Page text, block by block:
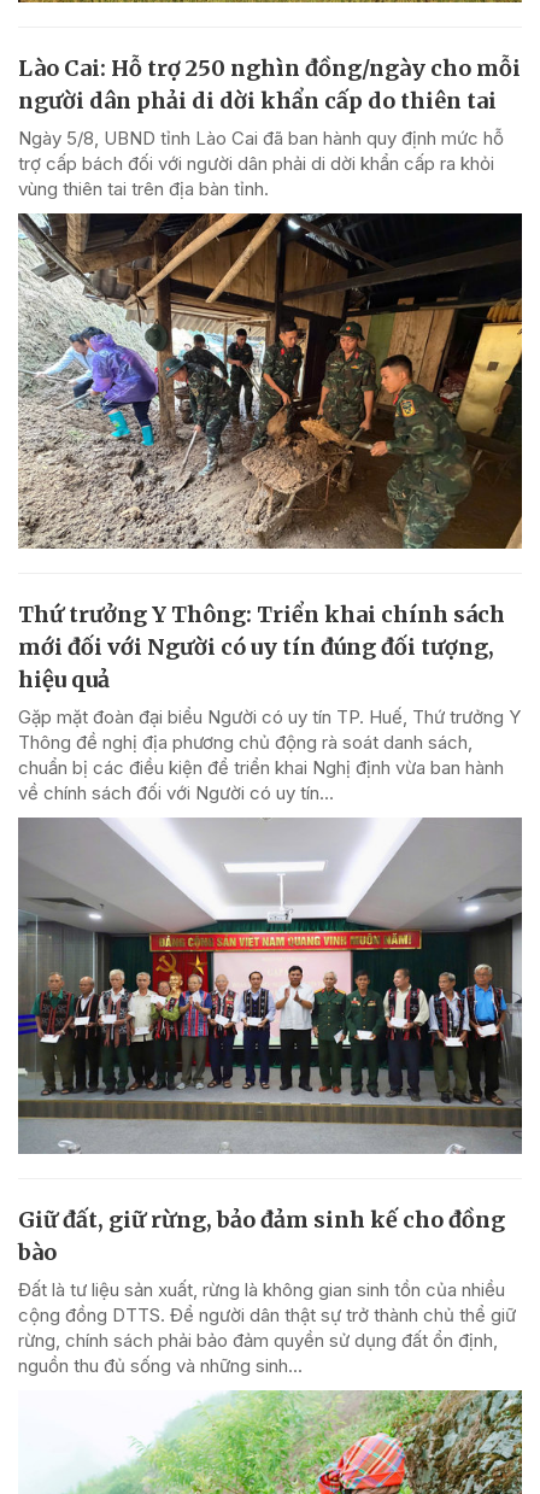
Lào Cai: Hỗ trợ 250 nghìn đồng/ngày cho mỗi
người dân phải di dời khẩn cấp do thiên tai
Ngày 5/8, UBND tỉnh Lào Cai đã ban hành quy định mức hỗ
trợ cấp bách đối với người dân phải di dời khẩn cấp ra khỏi
vùng thiên tai trên địa bàn tỉnh.
Thứ trưởng Y Thông: Triển khai chính sách
mới đối với Người có uy tín đúng đối tượng,
hiệu quả
Gặp mặt đoàn đại biểu Người có uy tín TP. Huế, Thứ trưởng Y
Thông đề nghị địa phương chủ động rà soát danh sách,
chuẩn bị các điều kiện để triển khai Nghị định vừa ban hành
về chính sách đối với Người có uy tín...
Giữ đất, giữ rừng, bảo đảm sinh kế cho đồng
bào
Đất là tư liệu sản xuất, rừng là không gian sinh tồn của nhiều
cộng đồng DTTS. Để người dân thật sự trở thành chủ thể giữ
rừng, chính sách phải bảo đảm quyền sử dụng đất ổn định,
nguồn thu đủ sống và những sinh...